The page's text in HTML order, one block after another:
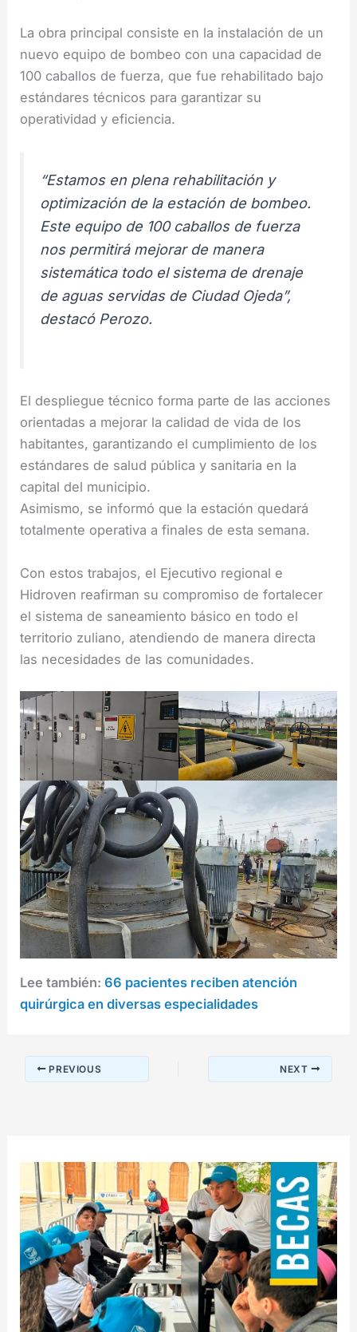
La obra principal consiste en la instalación de un
nuevo equipo de bombeo con una capacidad de
100 caballos de fuerza, que fue rehabilitado bajo
estándares técnicos para garantizar su
operatividad y eficiencia.
“Estamos en plena rehabilitación y
optimización de la estación de bombeo.
Este equipo de 100 caballos de fuerza
nos permitirá mejorar de manera
sistemática todo el sistema de drenaje
de aguas servidas de Ciudad Ojeda”,
destacó Perozo.
El despliegue técnico forma parte de las acciones
orientadas a mejorar la calidad de vida de los
habitantes, garantizando el cumplimiento de los
estándares de salud pública y sanitaria en la
capital del municipio.
Asimismo, se informó que la estación quedará
totalmente operativa a finales de esta semana.
Con estos trabajos, el Ejecutivo regional e
Hidroven reafirman su compromiso de fortalecer
el sistema de saneamiento básico en todo el
territorio zuliano, atendiendo de manera directa
las necesidades de las comunidades.
Lee también:66 pacientes reciben atención
quirúrgica en diversas especialidades
PREVIOUS NEXT